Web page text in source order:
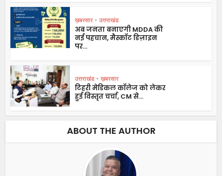
ख़बरसार • उत्तराखंड
अब जनता बनाएगी MDDA की
नई पहचान, मैस्कॉट डिज़ाइन
पर...
उत्तराखंड • ख़बरसार
टिहरी मेडिकल कॉलेज को लेकर
हुई विस्तृत चर्चा, CM से...
ABOUT THE AUTHOR